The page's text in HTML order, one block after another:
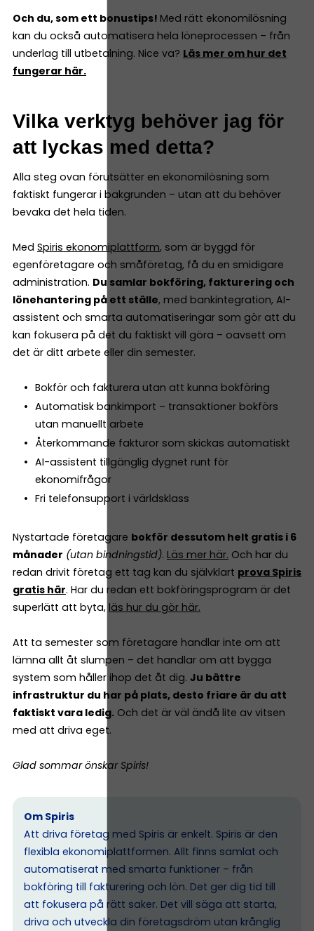
Och du, som ett bonustips! Med rätt ekonomilösning
kan du också automatisera hela löneprocessen – från
underlag till utbetalning. Nice va? Läs mer om hur det
fungerar här.
Vilka verktyg behöver jag för
att lyckas med detta?
Alla steg ovan förutsätter en ekonomilösning som
faktiskt fungerar i bakgrunden – utan att du behöver
bevaka det hela tiden.
Med Spiris ekonomiplattform, som är byggd för
egenföretagare och småföretag, få du en smidigare
administration. Du samlar bokföring, fakturering och
lönehantering på ett ställe, med bankintegration, AI-
assistent och smarta automatiseringar som gör att du
kan fokusera på det du faktiskt vill göra – oavsett om
det är ditt arbete eller din semester.
Bokför och fakturera utan att kunna bokföring
Automatisk bankimport – transaktioner bokförs
utan manuellt arbete
Återkommande fakturor som skickas automatiskt
AI-assistent tillgänglig dygnet runt för
ekonomifrågor
Fri telefonsupport i världsklass
Nystartade företagare bokför dessutom helt gratis i 6
månader (utan bindningstid). Läs mer här. Och har du
redan drivit företag ett tag kan du självklart prova Spiris
gratis här. Har du redan ett bokföringsprogram är det
superlätt att byta, läs hur du gör här.
Att ta semester som företagare handlar inte om att
lämna allt åt slumpen – det handlar om att bygga
system som håller ihop det åt dig. Ju bättre
infrastruktur du har på plats, desto friare är du att
faktiskt vara ledig. Och det är väl ändå lite av vitsen
med att driva eget.
Glad sommar önskar Spiris!
Om Spiris
Att driva företag med Spiris är enkelt. Spiris är den
flexibla ekonomiplattformen. Allt finns samlat och
automatiserat med smarta funktioner – från
bokföring till fakturering och lön. Det ger dig tid till
att fokusera på rätt saker. Det vill säga att starta,
driva och utveckla din företagsdröm utan krånglig